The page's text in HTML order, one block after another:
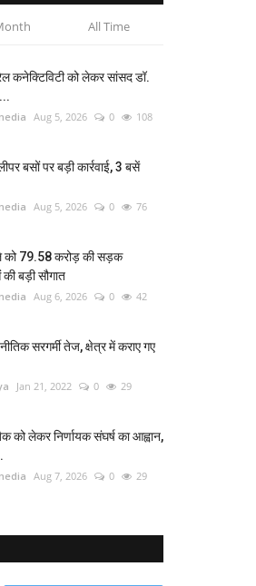
All Time
कनेक्टिविटी को लेकर सांसद डॉ.
Aug 5, 2026 0 108
बसों पर बड़ी कार्रवाई, 3 बसें
Aug 5, 2026 0 76
को 79.58 करोड़ की सड़क
बड़ी सौगात
Aug 6, 2026 0 42
सरगर्मी तेज, क्षेत्र में कराए गए
Jan 21, 2022 0 29
को लेकर निर्णायक संघर्ष का आह्वान,
Aug 7, 2026 0 29